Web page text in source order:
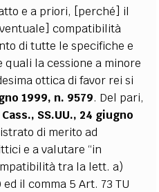
e a priori, [perché] il
compatibilità
di tutte le specifiche e
la cessione a minore
ottica di favor rei si
1999, n. 9579. Del pari,
Cass., SS.UU., 24 giugno
di merito ad
e a valutare “in
tra la lett. a)
il comma 5 Art. 73 TU